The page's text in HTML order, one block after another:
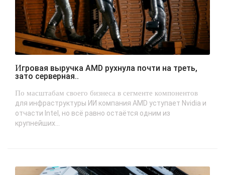
Игровая выручка AMD рухнула почти на треть,
зато серверная..
По масштабам своего бизнеса в сегменте компонентов
для инфраструктуры ИИ компания AMD уступает Nvidia и
отчасти Intel, но всё равно остаётся одним из
крупнейших...